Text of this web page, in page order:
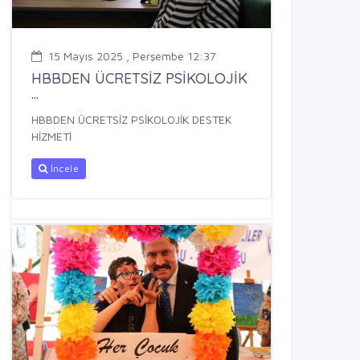
15 Mayıs 2025 , Perşembe 12:37
HBBDEN ÜCRETSİZ PSİKOLOJİK
...
HBBDEN ÜCRETSİZ PSİKOLOJİK DESTEK
HİZMETİ
İncele